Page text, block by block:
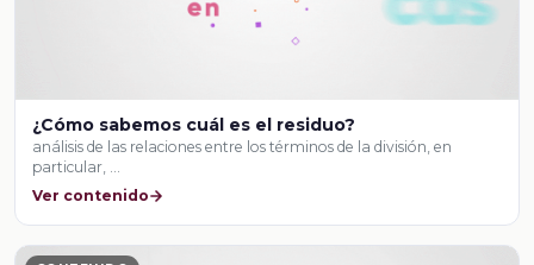
¿Cómo sabemos cuál es el residuo?
análisis de las relaciones entre los términos de la división, en
particular, …
Ver contenido